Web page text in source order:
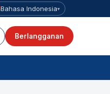
Bahasa Indonesia▾
Berlangganan